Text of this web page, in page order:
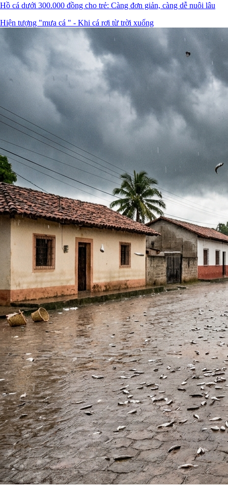
Hồ cá dưới 300.000 đồng cho trẻ: Càng đơn giản, càng dễ nuôi lâu
Hiện tượng "mưa cá " - Khi cá rơi từ trời xuống